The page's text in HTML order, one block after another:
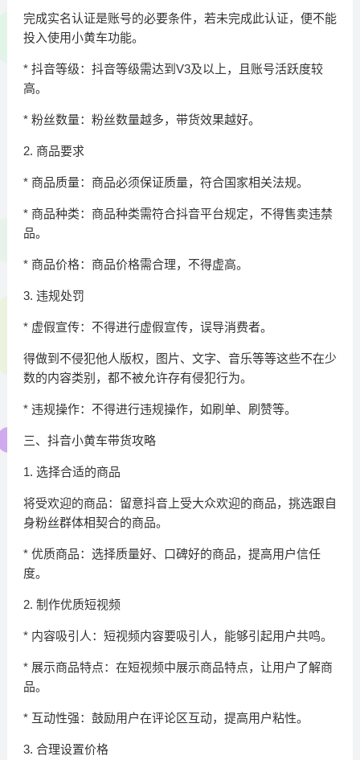
完成实名认证是账号的必要条件，若未完成此认证，便不能
投入使用小黄车功能。
* 抖音等级：抖音等级需达到V3及以上，且账号活跃度较
高。
* 粉丝数量：粉丝数量越多，带货效果越好。
2. 商品要求
* 商品质量：商品必须保证质量，符合国家相关法规。
* 商品种类：商品种类需符合抖音平台规定，不得售卖违禁
品。
* 商品价格：商品价格需合理，不得虚高。
3. 违规处罚
* 虚假宣传：不得进行虚假宣传，误导消费者。
得做到不侵犯他人版权，图片、文字、音乐等等这些不在少
数的内容类别，都不被允许存有侵犯行为。
* 违规操作：不得进行违规操作，如刷单、刷赞等。
三、抖音小黄车带货攻略
1. 选择合适的商品
将受欢迎的商品：留意抖音上受大众欢迎的商品，挑选跟自
身粉丝群体相契合的商品。
* 优质商品：选择质量好、口碑好的商品，提高用户信任
度。
2. 制作优质短视频
* 内容吸引人：短视频内容要吸引人，能够引起用户共鸣。
* 展示商品特点：在短视频中展示商品特点，让用户了解商
品。
* 互动性强：鼓励用户在评论区互动，提高用户粘性。
3. 合理设置价格